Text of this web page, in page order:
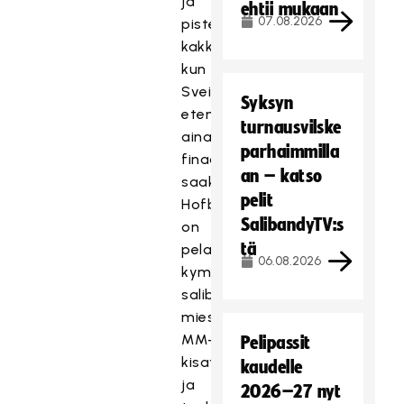
pistepörssin
kakkospaikka,
kun
Sveitsi
eteni
aina
finaaliin
saakka.
Hofbauer
on
pelannut
kymmenet
salibandyn
miesten
MM-
kisat,
ja
ehtii mukaan
07.08.2026
Syksyn
turnausvilske
parhaimmilla
an – katso
pelit
SalibandyTV:s
tä
06.08.2026
Pelipassit
kaudelle
2026–27 nyt